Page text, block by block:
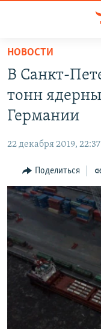
Вернуться
основному
содержанию
Вернутся
главной
навигации
Вернутся
поиску
11 ЛЕТ ОККУПАЦИИ
ВОДА
ЕЩЕ
ИНТЕРАКТИВ
ИНФОГРАФИКА
ТЕЛЕПРОЕКТ
СОВЕТЫ
ПРОПАВШИЕ БЕЗ
ПОБЕДИТЕЛЕЙ НЕ
РАДІО СВОБОДА
КАК ОБОЙТИ
Українською
Qırımtatar
ПРИСОЕДИНЯЙТЕСЬ!
НОВОСТИ
В Санкт-
тонн
Германии
22 декабря 2019, 22:37
Поделиться